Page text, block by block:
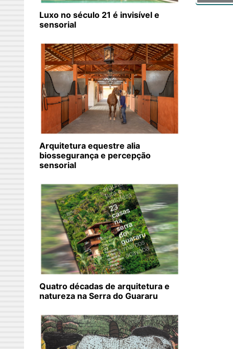
Luxo no século 21 é invisível e
sensorial
Arquitetura equestre alia
biossegurança e percepção
sensorial
Quatro décadas de arquitetura e
natureza na Serra do Guararu